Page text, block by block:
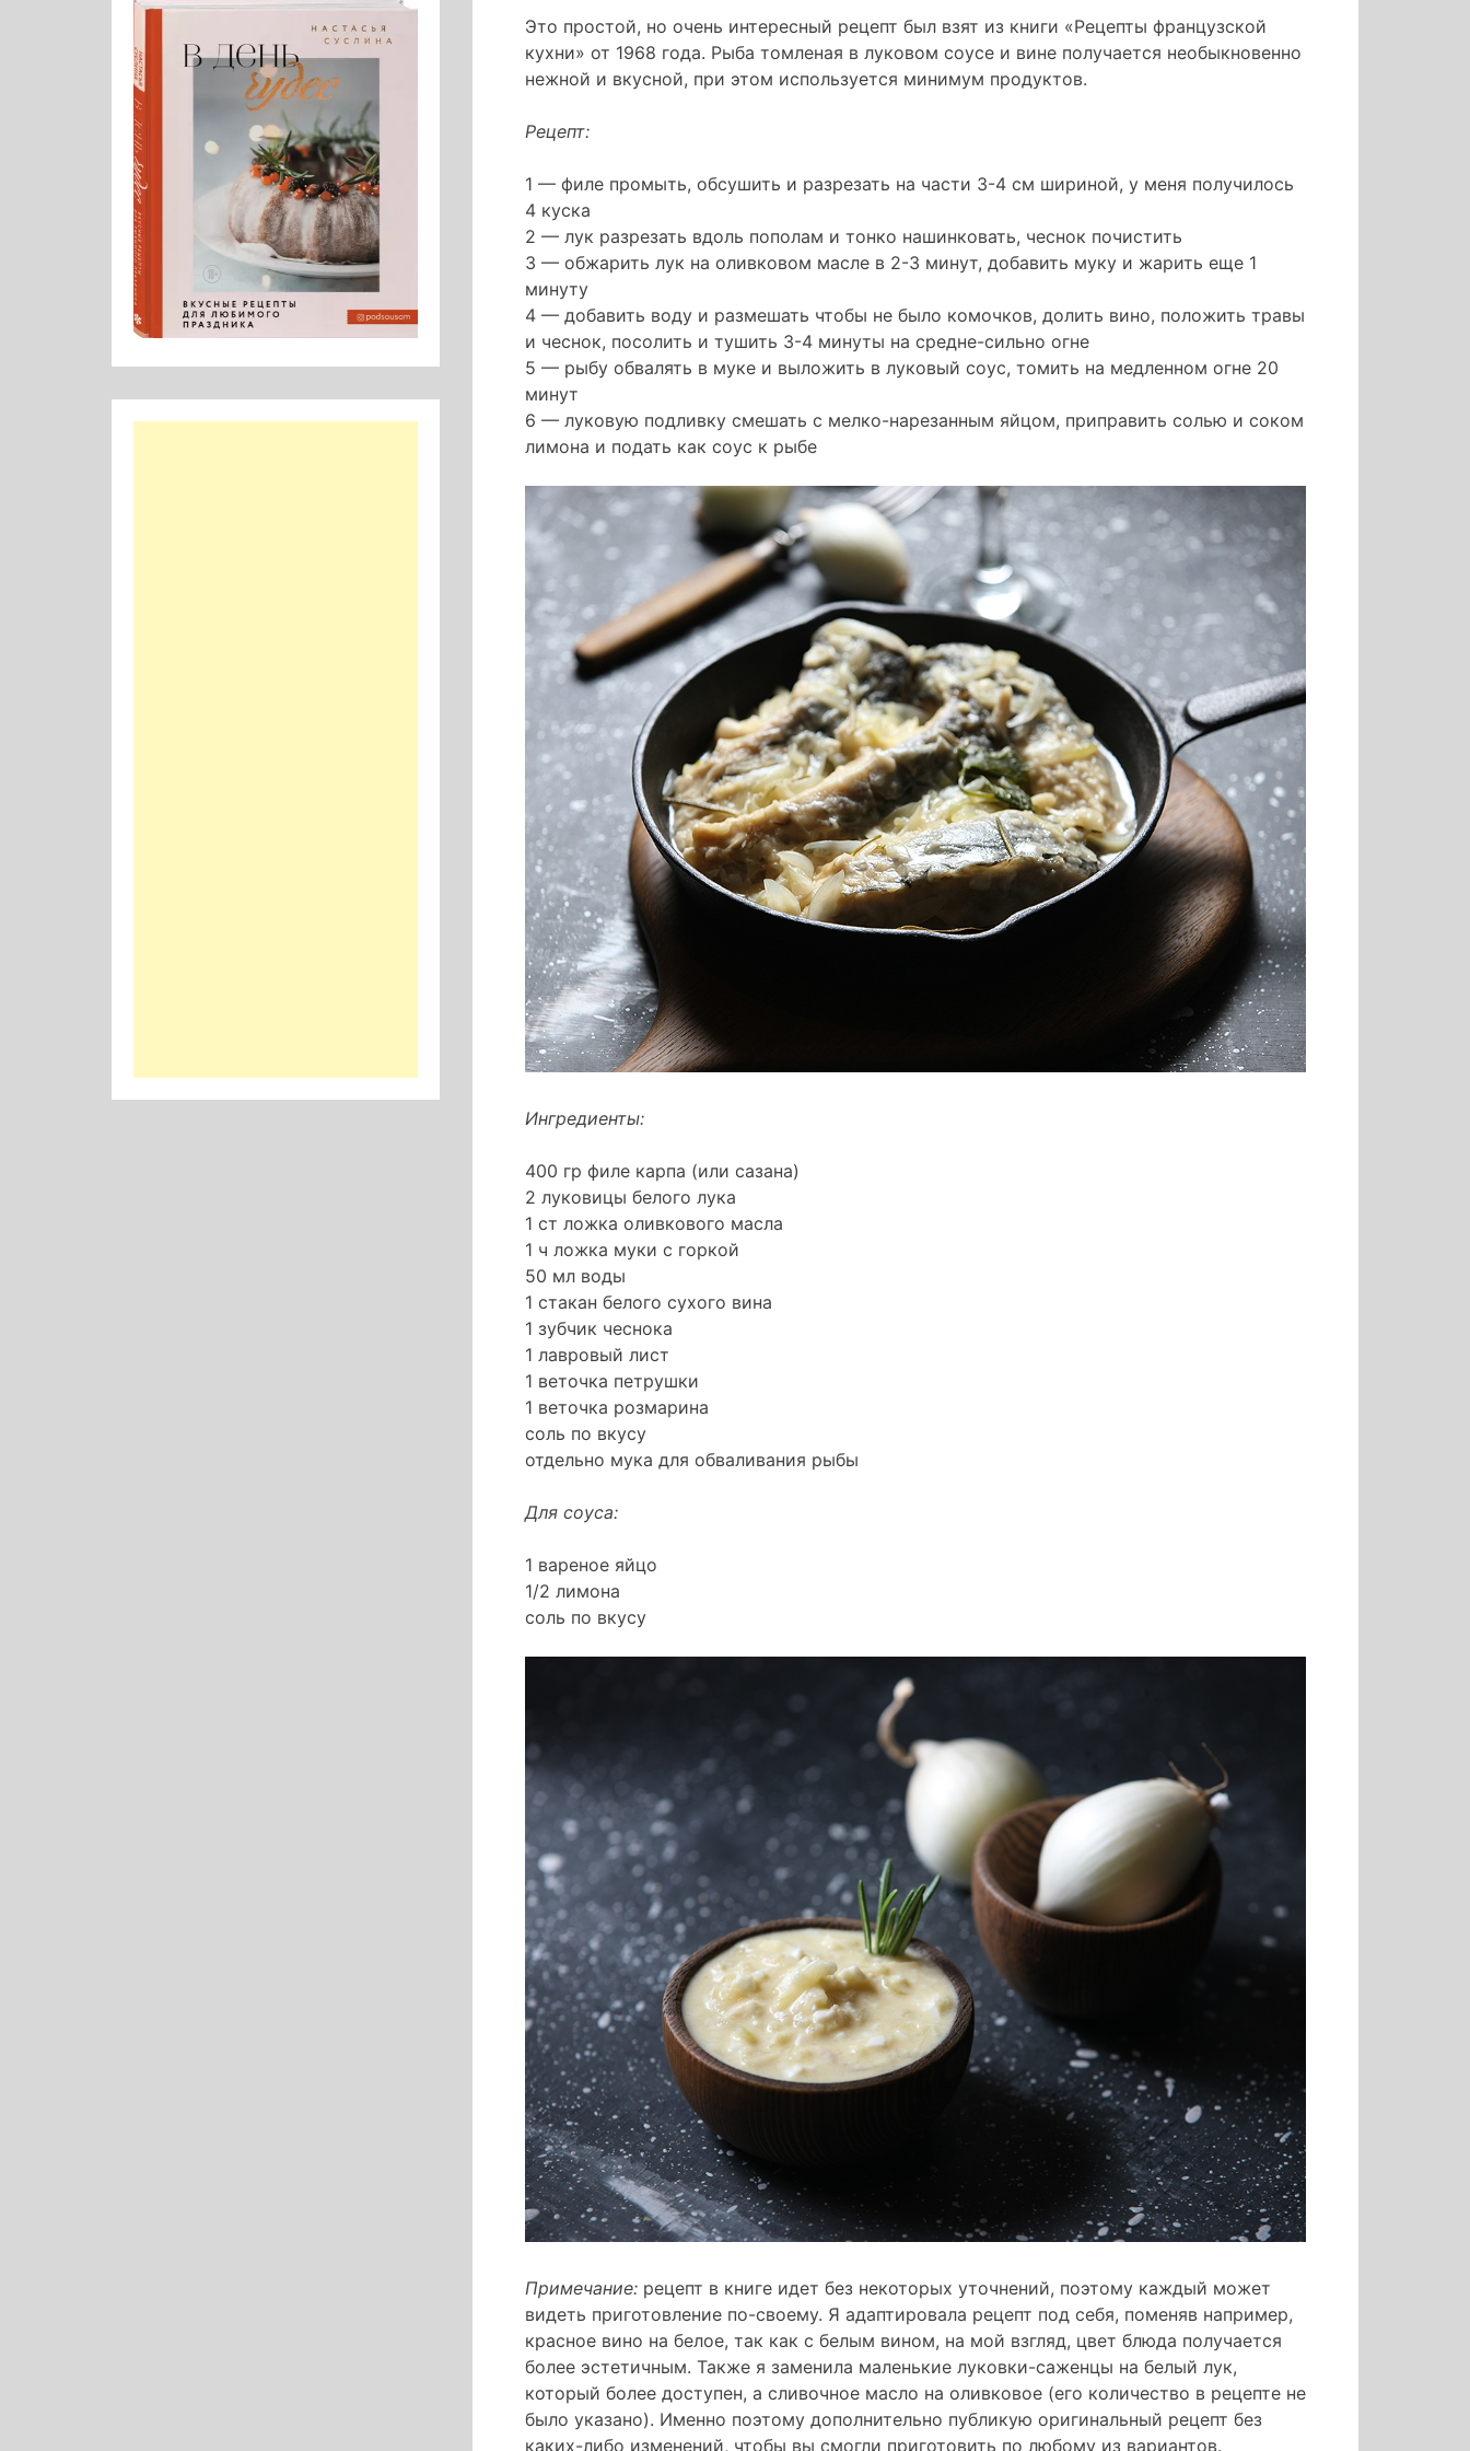
винно-
луковом
соусе
Это простой, но очень интересный рецепт был взят из книги «Рецепты французской
кухни» от 1968 года. Рыба томленая в луковом соусе и вине получается необыкновенно
нежной и вкусной, при этом используется минимум продуктов.
Рецепт:
1 — филе промыть, обсушить и разрезать на части 3-4 см шириной, у меня получилось
4 куска
2 — лук разрезать вдоль пополам и тонко нашинковать, чеснок почистить
3 — обжарить лук на оливковом масле в 2-3 минут, добавить муку и жарить еще 1
минуту
4 — добавить воду и размешать чтобы не было комочков, долить вино, положить травы
и чеснок, посолить и тушить 3-4 минуты на средне-сильно огне
5 — рыбу обвалять в муке и выложить в луковый соус, томить на медленном огне 20
минут
6 — луковую подливку смешать с мелко-нарезанным яйцом, приправить солью и соком
лимона и подать как соус к рыбе
Ингредиенты:
400 гр филе карпа (или сазана)
2 луковицы белого лука
1 ст ложка оливкового масла
1 ч ложка муки с горкой
50 мл воды
1 стакан белого сухого вина
1 зубчик чеснока
1 лавровый лист
1 веточка петрушки
1 веточка розмарина
соль по вкусу
отдельно мука для обваливания рыбы
Для соуса:
1 вареное яйцо
1/2 лимона
соль по вкусу
Примечание: рецепт в книге идет без некоторых уточнений, поэтому каждый может
видеть приготовление по-своему. Я адаптировала рецепт под себя, поменяв например,
красное вино на белое, так как с белым вином, на мой взгляд, цвет блюда получается
более эстетичным. Также я заменила маленькие луковки-саженцы на белый лук,
который более доступен, а сливочное масло на оливковое (его количество в рецепте не
было указано). Именно поэтому дополнительно публикую оригинальный рецепт без
каких-либо изменений, чтобы вы смогли приготовить по любому из вариантов.